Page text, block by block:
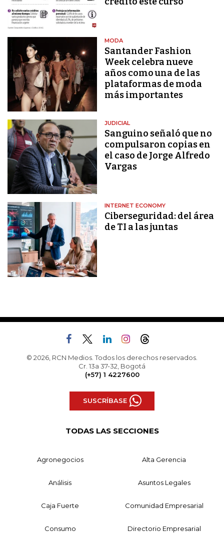
MODA
Santander Fashion
Week celebra nueve
años como una de las
plataformas de moda
más importantes
JUDICIAL
Sanguino señaló que no
compulsaron copias en
el caso de Jorge Alfredo
Vargas
INTERNET ECONOMY
Ciberseguridad: del área
de TI a las juntas
© 2026, RCN Medios. Todos los derechos reservados.
Cr. 13a 37-32, Bogotá
(+57) 1 4227600
SUSCRÍBASE
TODAS LAS SECCIONES
Agronegocios Alta Gerencia
Análisis Asuntos Legales
Caja Fuerte Comunidad Empresarial
Consumo Directorio Empresarial